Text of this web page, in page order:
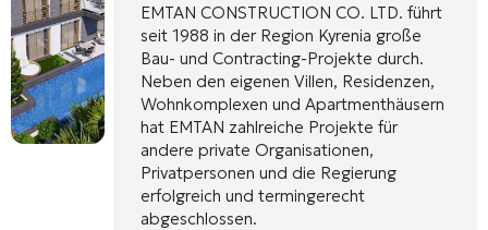
EMTAN CONSTRUCTION CO. LTD. führt
seit 1988 in der Region Kyrenia große
Bau- und Contracting-Projekte durch.
Neben den eigenen Villen, Residenzen,
Wohnkomplexen und Apartmenthäusern
hat EMTAN zahlreiche Projekte für
andere private Organisationen,
Privatpersonen und die Regierung
erfolgreich und termingerecht
abgeschlossen.